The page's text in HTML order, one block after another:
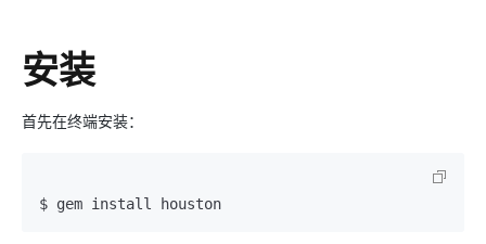
安装
首先在终端安装：
$ gem install houston